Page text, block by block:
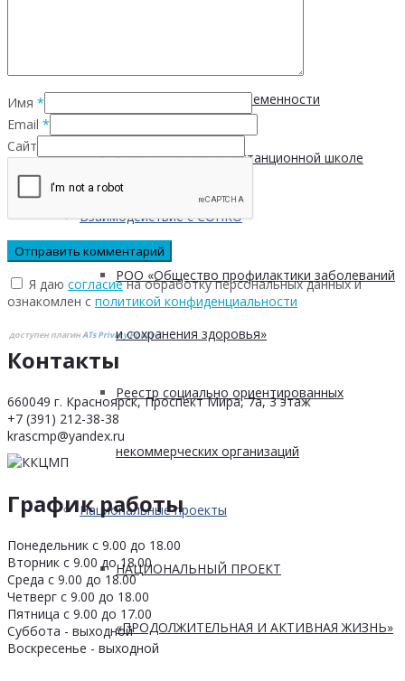
Курение во время беременности
Запись занятия в дистанционной школе
Взаимодействие с СОНКО
РОО «Общество профилактики заболеваний
и сохранения здоровья»
Реестр социально ориентированных
некоммерческих организаций
Национальные проекты
НАЦИОНАЛЬНЫЙ ПРОЕКТ
«ПРОДОЛЖИТЕЛЬНАЯ И АКТИВНАЯ ЖИЗНЬ»
Имя *
Email *
Сайт
Я даю согласиена обработку персональных данных и
ознакомлен с политикой конфиденциальности
доступен плагинATs Privacy Policy©
Контакты
660049 г. Красноярск, Проспект Мира, 7а, 3 этаж
+7 (391) 212-38-38
krascmp@yandex.ru
График работы
Понедельник с 9.00 до 18.00
Вторник с 9.00 до 18.00
Среда с 9.00 до 18.00
Четверг с 9.00 до 18.00
Пятница с 9.00 до 17.00
Суббота - выходной
Воскресенье - выходной